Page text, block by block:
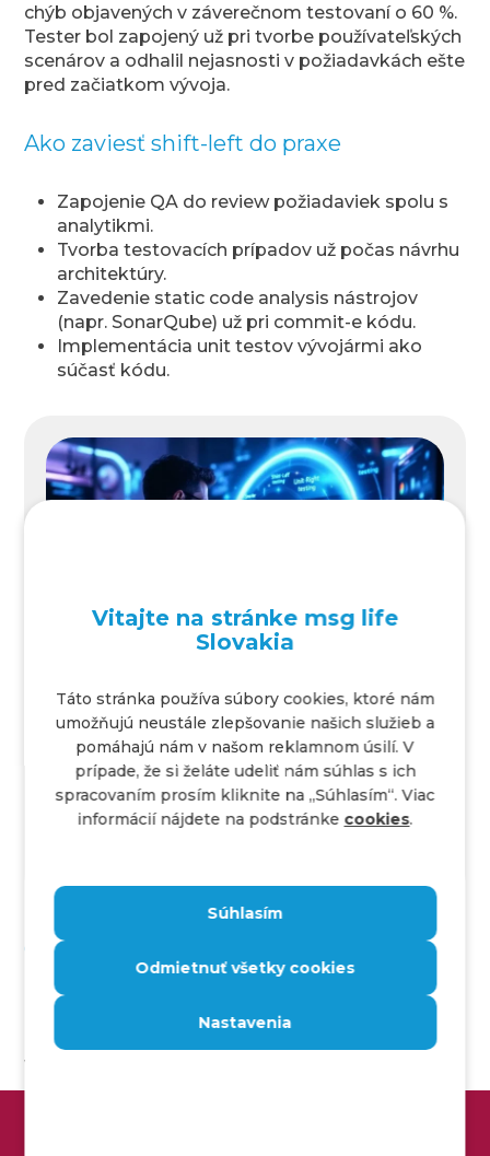
chýb objavených v záverečnom testovaní o 60 %.
Tester bol zapojený už pri tvorbe používateľských
scenárov a odhalil nejasnosti v požiadavkách ešte
pred začiatkom vývoja.
Ako zaviesť shift-left do praxe
Zapojenie QA do review požiadaviek spolu s
analytikmi.
Tvorba testovacích prípadov už počas návrhu
architektúry.
Zavedenie static code analysis nástrojov
(napr. SonarQube) už pri commit-e kódu.
Implementácia unit testov vývojármi ako
súčasť kódu.
5. 9. 2024
Continuous testing v DevOps a
agilnom vývoji
V tomto článku sa dozvieš, čo je continuous
Continuous Integration/Continuous
Delivery (CI/CD) a rola QA
Continuous Integration
vývojári často integrujú svoj kód do spoločného
repozitára, pričom každá zmena spustí
Vitajte na stránke msg life
Slovakia
Táto stránka používa súbory cookies, ktoré nám
umožňujú neustále zlepšovanie našich služieb a
pomáhajú nám v našom reklamnom úsilí. V
prípade, že si želáte udeliť nám súhlas s ich
spracovaním prosím kliknite na ,,Súhlasím“. Viac
informácií nájdete na podstránke cookies.
Súhlasím
Odmietnuť všetky cookies
Nastavenia